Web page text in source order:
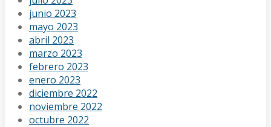
junio 2023
mayo 2023
abril 2023
marzo 2023
febrero 2023
enero 2023
diciembre 2022
noviembre 2022
octubre 2022